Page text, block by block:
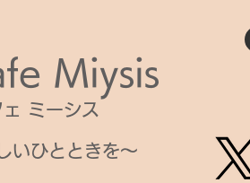
Miysis
ミーシス
いひとときを～